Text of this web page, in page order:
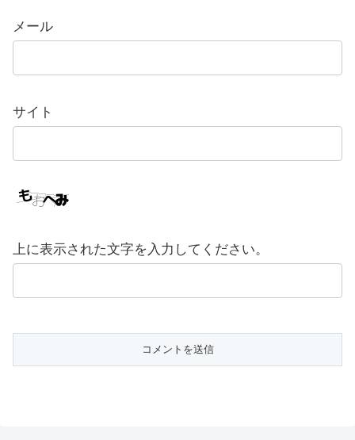
メール
サイト
上に表示された文字を入力してください。